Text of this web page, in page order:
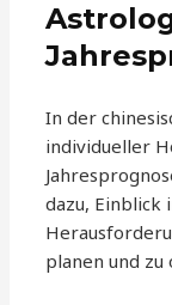
In der
individueller
dazu, Einblick
planen und zu